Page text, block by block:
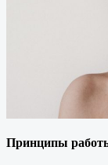
Принципы